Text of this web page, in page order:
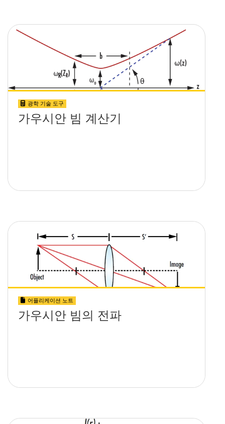
광학 기술 도구
가우시안 빔 계산기
어플리케이션 노트
가우시안 빔의 전파